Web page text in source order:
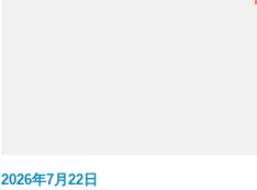
2026年7月22日